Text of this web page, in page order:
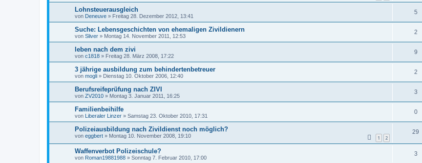
Lohnsteuerausgleich
von Deneuve » Freitag 28. Dezember 2012, 13:41
5
Suche: Lebensgeschichten von ehemaligen Zivildienern
von Sliver » Montag 14. November 2011, 12:53
2
leben nach dem zivi
von c1818 » Freitag 28. März 2008, 17:22
9
3 jährige ausbildung zum behindertenbetreuer
von mogli » Dienstag 10. Oktober 2006, 12:40
2
Berufsreifeprüfung nach ZIVI
von ZV2010 » Montag 3. Januar 2011, 16:25
3
Familienbeihilfe
von Liberaler Linzer » Samstag 23. Oktober 2010, 17:31
0
Polizeiausbildung nach Zivildienst noch möglich?
von eggbert » Montag 10. November 2008, 19:10 1 2
29
Waffenverbot Polizeischule?
von Roman19881988 » Sonntag 7. Februar 2010, 17:00
3